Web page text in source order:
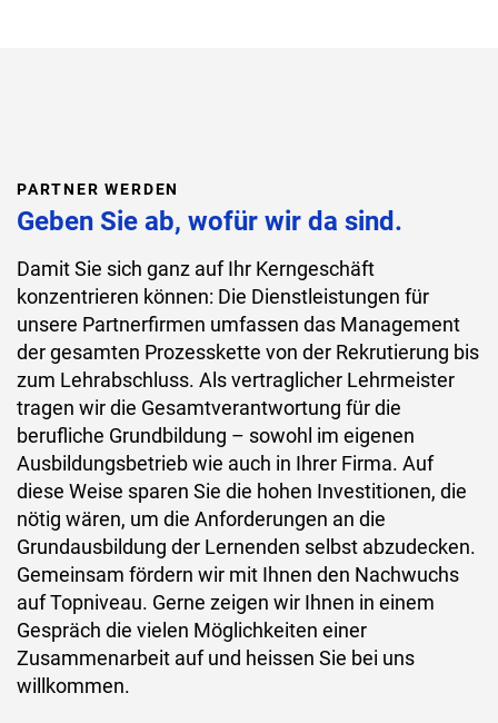
PARTNER WERDEN
Geben Sie ab, wofür wir da sind.
Damit Sie sich ganz auf Ihr Kerngeschäft
konzentrieren können: Die Dienstleistungen für
unsere Partnerfirmen umfassen das Management
der gesamten Prozesskette von der Rekrutierung bis
zum Lehrabschluss. Als vertraglicher Lehrmeister
tragen wir die Gesamtverantwortung für die
berufliche Grundbildung – sowohl im eigenen
Ausbildungsbetrieb wie auch in Ihrer Firma. Auf
diese Weise sparen Sie die hohen Investitionen, die
nötig wären, um die Anforderungen an die
Grundausbildung der Lernenden selbst abzudecken.
Gemeinsam fördern wir mit Ihnen den Nachwuchs
auf Topniveau. Gerne zeigen wir Ihnen in einem
Gespräch die vielen Möglichkeiten einer
Zusammenarbeit auf und heissen Sie bei uns
willkommen.